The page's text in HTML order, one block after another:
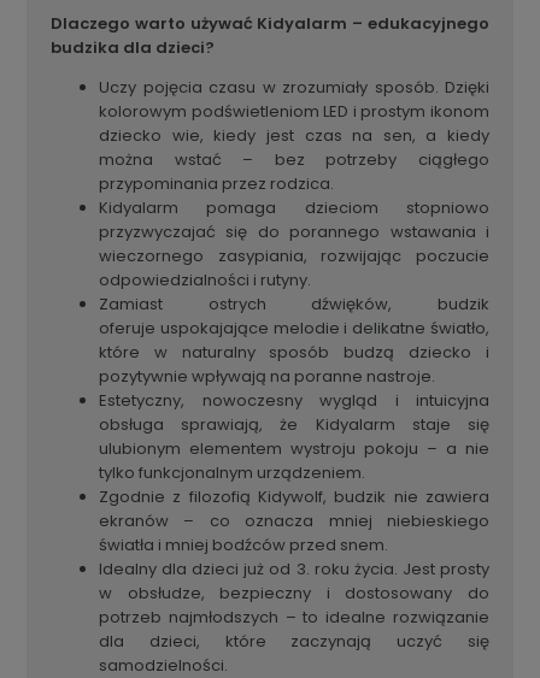
Dlaczego warto używać Kidyalarm – edukacyjnego
budzika dla dzieci?
Uczy pojęcia czasu w zrozumiały sposób. Dzięki
kolorowym podświetleniom LED i prostym ikonom
dziecko wie, kiedy jest czas na sen, a kiedy
można wstać – bez potrzeby ciągłego
przypominania przez rodzica.
Kidyalarm pomaga dzieciom stopniowo
przyzwyczajać się do porannego wstawania i
wieczornego zasypiania, rozwijając poczucie
odpowiedzialności i rutyny.
Zamiast ostrych dźwięków, budzik
oferuje uspokajające melodie i delikatne światło,
które w naturalny sposób budzą dziecko i
pozytywnie wpływają na poranne nastroje.
Estetyczny, nowoczesny wygląd i intuicyjna
obsługa sprawiają, że Kidyalarm staje się
ulubionym elementem wystroju pokoju – a nie
tylko funkcjonalnym urządzeniem.
Zgodnie z filozofią Kidywolf, budzik nie zawiera
ekranów – co oznacza mniej niebieskiego
światła i mniej bodźców przed snem.
Idealny dla dzieci już od 3. roku życia. Jest prosty
w obsłudze, bezpieczny i dostosowany do
potrzeb najmłodszych – to idealne rozwiązanie
dla dzieci, które zaczynają uczyć się
samodzielności.